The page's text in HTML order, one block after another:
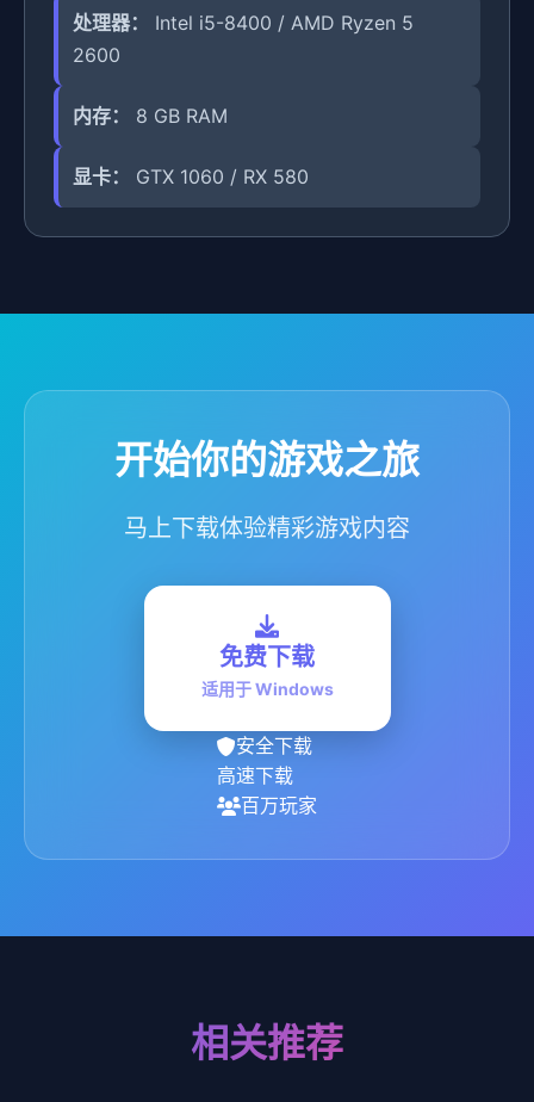
处理器：
Intel i5-8400 / AMD Ryzen 5
2600
内存： 8 GB RAM
显卡： GTX 1060 / RX 580
开始你的游戏之旅
马上下载体验精彩游戏内容
免费下载
适用于 Windows
安全下载
高速下载
百万玩家
相关推荐